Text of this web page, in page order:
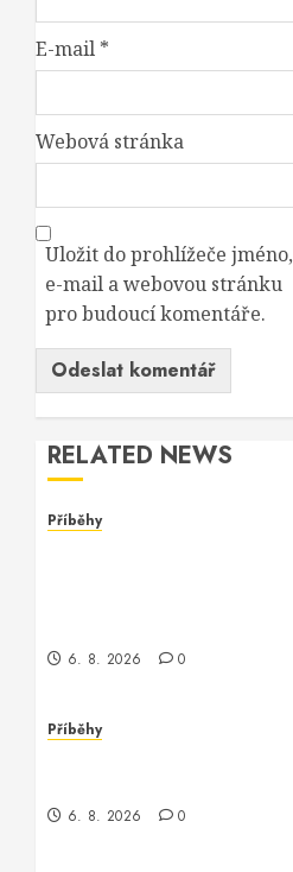
E-mail *
Webová stránka
Uložit do prohlížeče jméno,
e-mail a webovou stránku
pro budoucí komentáře.
RELATED NEWS
Příběhy
6. 8. 2026 0
Příběhy
6. 8. 2026 0